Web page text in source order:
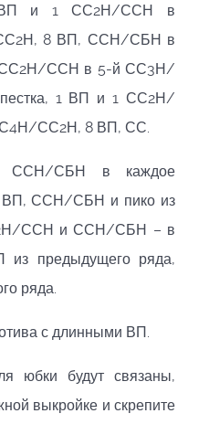
ВП и 1 СС2Н/ССН в
8 ВП, ССН/СБН в
ССН в 5-й СС3Н/
1 ВП и 1 СС2Н/
СС2Н, 8 ВП, СС.
ССН/СБН в каждое
ВП, ССН/СБН и пико из
ССН и ССН/СБН – в
из предыдущего ряда,
ряда.
с длинными ВП.
юбки будут связаны,
выкройке и скрепите